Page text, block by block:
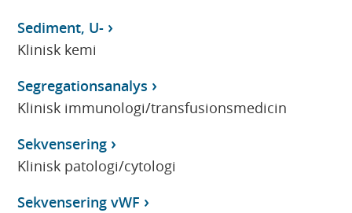
Sediment, U-
Klinisk kemi
Segregationsanalys
Klinisk immunologi/transfusionsmedicin
Sekvensering
Klinisk patologi/cytologi
Sekvensering vWF